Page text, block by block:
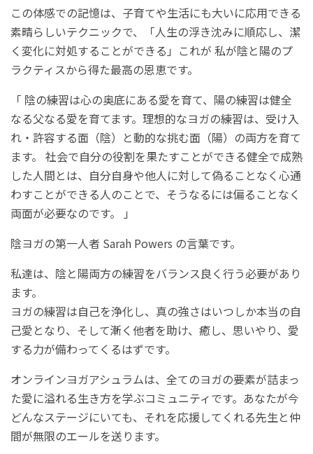
この体感での記憶は、子育てや生活にも大いに応用できる
素晴らしいテクニックで、「人生の浮き沈みに順応し、潔
く変化に対処することができる」これが 私が陰と陽のプ
ラクティスから得た最高の恩恵です。
「 陰の練習は心の奥底にある愛を育て、陽の練習は健全
なる父なる愛を育てます。理想的なヨガの練習は、受け入
れ・許容する面（陰）と動的な挑む面（陽）の両方を育て
ます。 社会で自分の役割を果たすことができる健全で成熟
した人間とは、自分自身や他人に対して偽ることなく心通
わすことができる人のことで、そうなるには偏ることなく
両面が必要なのです。 」
陰ヨガの第一人者 Sarah Powers の言葉です。
私達は、陰と陽両方の練習をバランス良く行う必要があり
ます。
ヨガの練習は自己を浄化し、真の強さはいつしか本当の自
己愛となり、そして漸く他者を助け、癒し、思いやり、愛
する力が備わってくるはずです。
オンラインヨガアシュラムは、全てのヨガの要素が詰まっ
た愛に溢れる生き方を学ぶコミュニティです。あなたが今
どんなステージにいても、それを応援してくれる先生と仲
間が無限のエールを送ります。